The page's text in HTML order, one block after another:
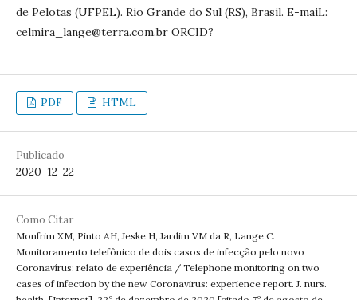
de Pelotas (UFPEL). Rio Grande do Sul (RS), Brasil. E-maiL:
celmira_lange@terra.com.br ORCID?
PDF HTML
Publicado
2020-12-22
Como Citar
Monfrim XM, Pinto AH, Jeske H, Jardim VM da R, Lange C.
Monitoramento telefônico de dois casos de infecção pelo novo
Coronavírus: relato de experiência / Telephone monitoring on two
cases of infection by the new Coronavirus: experience report. J. nurs.